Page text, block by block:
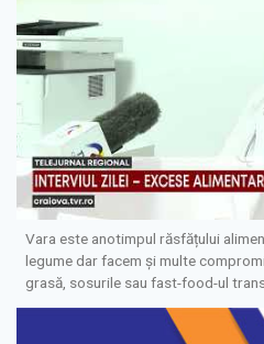
Vara este anotimpul răsfățului
legume dar facem și multe
grasă, sosurile sau fast-food-ul